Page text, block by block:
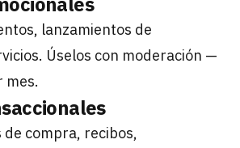
lanzamientos de
Úselos con moderación —
mes.
de compra, recibos,